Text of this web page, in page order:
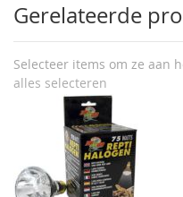
Gerelateerde
Selecteer items om ze aan
alles selecteren